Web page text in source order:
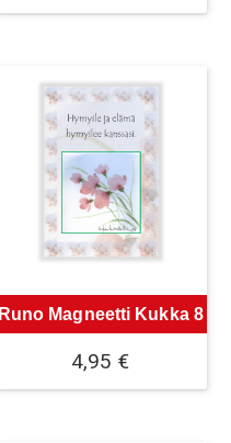
Runo Magneetti Kukka 8
4,95 €